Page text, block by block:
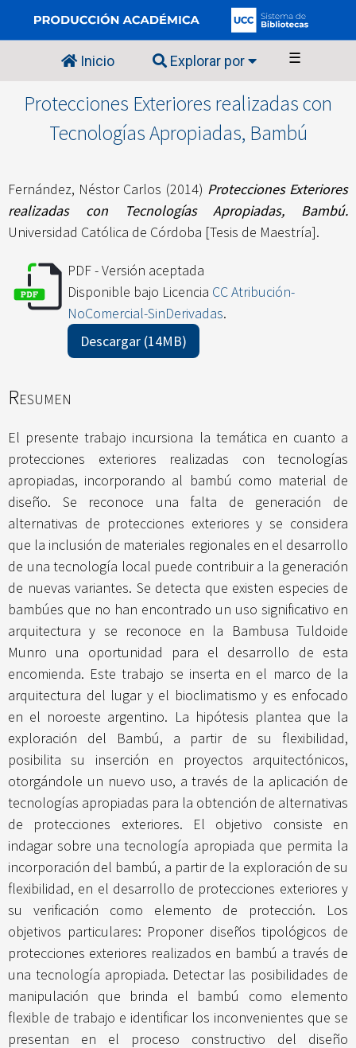
Inicio Explorar por ☰
Protecciones Exteriores realizadas con
Tecnologías Apropiadas, Bambú
Fernández, Néstor Carlos (2014) Protecciones Exteriores
realizadas con Tecnologías Apropiadas, Bambú.
Universidad Católica de Córdoba [Tesis de Maestría].
PDF - Versión aceptada
Disponible bajo Licencia CC Atribución-
NoComercial-SinDerivadas.
Descargar (14MB)
Resumen
El presente trabajo incursiona la temática en cuanto a
protecciones exteriores realizadas con tecnologías
apropiadas, incorporando al bambú como material de
diseño. Se reconoce una falta de generación de
alternativas de protecciones exteriores y se considera
que la inclusión de materiales regionales en el desarrollo
de una tecnología local puede contribuir a la generación
de nuevas variantes. Se detecta que existen especies de
bambúes que no han encontrado un uso significativo en
arquitectura y se reconoce en la Bambusa Tuldoide
Munro una oportunidad para el desarrollo de esta
encomienda. Este trabajo se inserta en el marco de la
arquitectura del lugar y el bioclimatismo y es enfocado
en el noroeste argentino. La hipótesis plantea que la
exploración del Bambú, a partir de su flexibilidad,
posibilita su inserción en proyectos arquitectónicos,
otorgándole un nuevo uso, a través de la aplicación de
tecnologías apropiadas para la obtención de alternativas
de protecciones exteriores. El objetivo consiste en
indagar sobre una tecnología apropiada que permita la
incorporación del bambú, a partir de la exploración de su
flexibilidad, en el desarrollo de protecciones exteriores y
su verificación como elemento de protección. Los
objetivos particulares: Proponer diseños tipológicos de
protecciones exteriores realizados en bambú a través de
una tecnología apropiada. Detectar las posibilidades de
manipulación que brinda el bambú como elemento
flexible de trabajo e identificar los inconvenientes que se
presentan en el proceso constructivo del diseño